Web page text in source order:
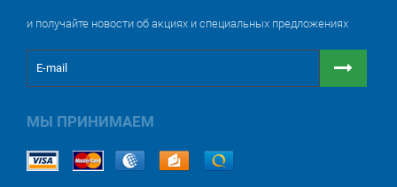
и получайте новости об акциях и специальных предложениях
МЫ ПРИНИМАЕМ